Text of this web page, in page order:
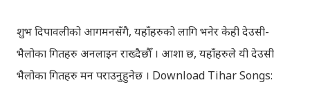
शुभ दिपावलीको आगमनसँगै, यहाँहरुको लागि भनेर केही देउसी-
भैलोका गितहरु अनलाइन राख्दैछौँ । आशा छ, यहाँहरुले यी देउसी
भैलोका गितहरु मन पराउनुहुनेछ । Download Tihar Songs: